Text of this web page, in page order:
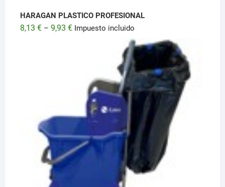
HARAGAN PLASTICO PROFESIONAL
8,13 €– 9,93 € Impuesto incluido